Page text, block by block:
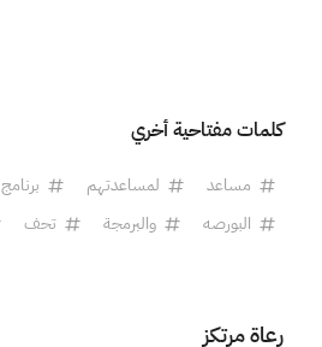
كلمات مفتاحية أخري
مساعد لمساعدتهم برنامج
البورصه
والبرمجة تحف
رعاة مرتكز